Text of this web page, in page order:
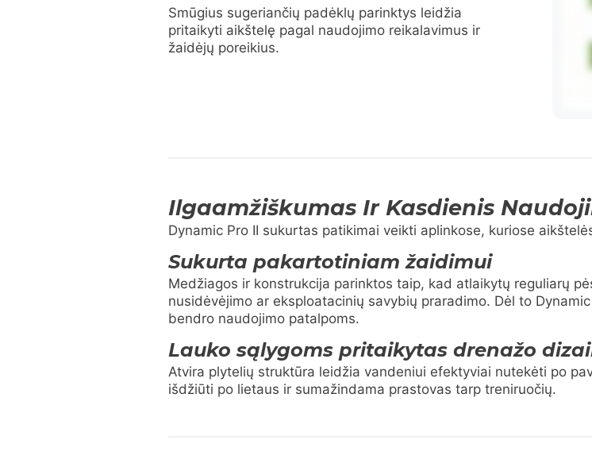
Smūgius sugeriančių padėklų parinktys leidžia
pritaikyti aikštelę pagal naudojimo reikalavimus ir
žaidėjų poreikius.
Ilgaamžiškumas Ir Kasdienis
Dynamic Pro II sukurtas patikimai veikti aplinkose, kuriose
Sukurta pakartotiniam žaidimui
Medžiagos ir konstrukcija parinktos taip, kad atlaikytų reguliarų
nusidėvėjimo ar eksploatacinių savybių praradimo. Dėl to
bendro naudojimo patalpoms.
Lauko sąlygoms pritaikytas drenažo
Atvira plytelių struktūra leidžia vandeniui efektyviai nutekėti po
išdžiūti po lietaus ir sumažindama prastovas tarp treniruočių.